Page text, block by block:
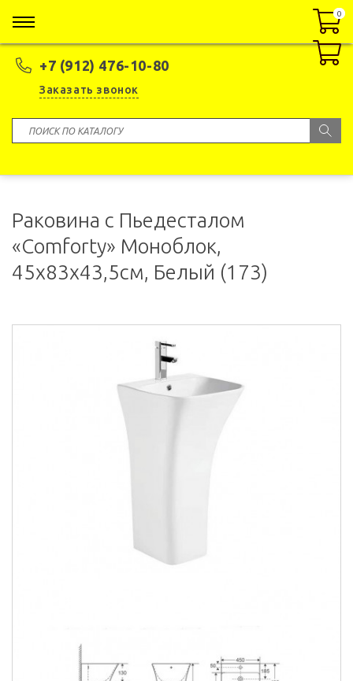
+7 (912) 476-10-80
Заказать звонок
0
0
Раковина с Пьедесталом
«Comforty» Моноблок,
45x83x43,5см, Белый (173)